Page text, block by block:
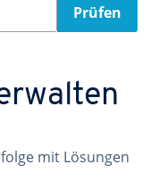
Prüfen
mit Lösungen